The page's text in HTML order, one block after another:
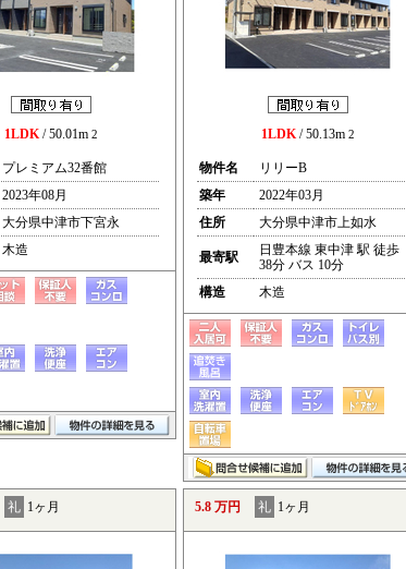
1LDK/ 50.01m 2
プレミアム32番館
2023年08月
大分県中津市下宮永
木造
1LDK/ 50.13m 2
物件名
リリーB
築年
2022年03月
住所
大分県中津市上如水
最寄駅
日豊本線 東中津 駅 徒歩
38分 バス 10分
構造
木造
礼 1ヶ月 5.8 万円 礼 1ヶ月